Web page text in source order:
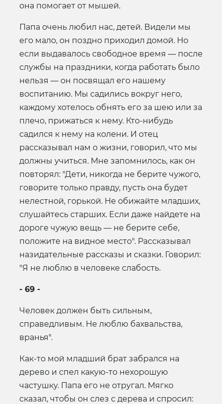
она помогает от мышей.
Папа очень любил нас, детей. Видели мы
его мало, он поздно приходил домой. Но
если выдавалось свободное время — после
службы на праздники, когда работать было
нельзя — он посвящал его нашему
воспитанию. Мы садились вокруг него,
каждому хотелось обнять его за шею или за
плечо, прижаться к нему. Кто-нибудь
садился к нему на колени. И отец
рассказывал нам о жизни, говорил, что мы
должны учиться. Мне запомнилось, как он
повторял: "Дети, никогда не берите чужого,
говорите только правду, пусть она будет
нелестной, горькой. Не обижайте младших,
слушайтесь старших. Если даже найдете на
дороге чужую вещь — не берите себе,
положите на видное место". Рассказывал
назидательные рассказы и сказки. Говорил:
"Я не люблю в человеке слабость.
- 69 -
Человек должен быть сильным,
справедливым. Не люблю бахвальства,
вранья".
Как-то мой младший брат забрался на
дерево и спел какую-то нехорошую
частушку. Папа его не отругал. Мягко
сказал, чтобы он слез с дерева и спросил: